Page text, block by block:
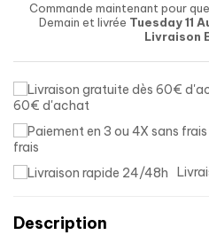
Commande maintenantpour
Demain et livrée Tuesday 11
Livraison
60€ d'achat
frais
Description